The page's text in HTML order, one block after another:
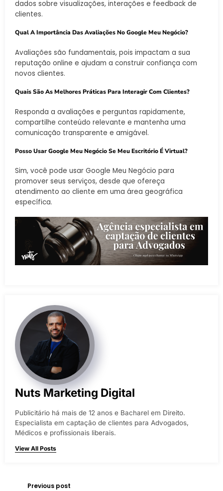
dados sobre visualizações, interações e feedback de
clientes.
Qual A Importância Das Avaliações No Google Meu Negócio?
Avaliações são fundamentais, pois impactam a sua
reputação online e ajudam a construir confiança com
novos clientes.
Quais São As Melhores Práticas Para Interagir Com Clientes?
Responda a avaliações e perguntas rapidamente,
compartilhe conteúdo relevante e mantenha uma
comunicação transparente e amigável.
Posso Usar Google Meu Negócio Se Meu Escritório É Virtual?
Sim, você pode usar Google Meu Negócio para
promover seus serviços, desde que ofereça
atendimento ao cliente em uma área geográfica
específica.
Nuts Marketing Digital
Publicitário há mais de 12 anos e Bacharel em Direito.
Especialista em captação de clientes para Advogados,
Médicos e profissionais liberais.
View All Posts
Previous post